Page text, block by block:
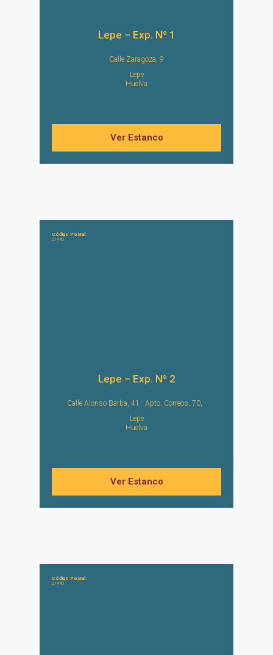
Lepe – Exp. Nº 1
Calle Zaragoza, 9
Lepe
Huelva
Ver Estanco
Código Postal:
21440
Lepe – Exp. Nº 2
Calle Alonso Barba, 41 - Apto. Correos, 70, -
Lepe
Huelva
Ver Estanco
Código Postal:
21440